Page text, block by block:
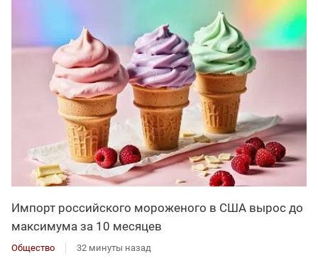
Импорт российского мороженого в США вырос до
максимума за 10 месяцев
Общество 32 минуты назад